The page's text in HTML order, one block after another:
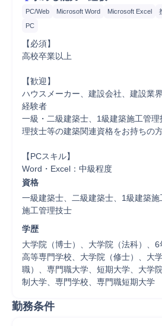
PC/Web Microsoft Word Microsoft Excel
PC
【必須】
高校卒業以上
【歓迎】
ハウスメーカー、建設会社、建設業
経験者
⼀級・⼆級建築⼠、1級建築施⼯管
理技⼠等の建築関連資格をお持ちの
【PCスキル】
Word・Excel：中級程度
資格
一級建築士、二級建築士、1級建築
施工管理技士
学歴
大学院（博士）、大学院（法科）、6
高等専門学校、大学院（修士）、大
職）、専門職大学、短期大学、大学
制大学、専門学校、専門職短期大学
勤務条件